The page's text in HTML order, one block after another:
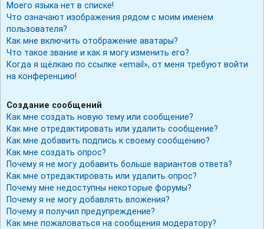
Моего языка нет в списке!
Что означают изображения рядом с моим именем
пользователя?
Как мне включить отображение аватары?
Что такое звание и как я могу изменить его?
Когда я щёлкаю по ссылке «email», от меня требуют войти
на конференцию!
Создание сообщений
Как мне создать новую тему или сообщение?
Как мне отредактировать или удалить сообщение?
Как мне добавить подпись к своему сообщению?
Как мне создать опрос?
Почему я не могу добавить больше вариантов ответа?
Как мне отредактировать или удалить опрос?
Почему мне недоступны некоторые форумы?
Почему я не могу добавлять вложения?
Почему я получил предупреждение?
Как мне пожаловаться на сообщения модератору?